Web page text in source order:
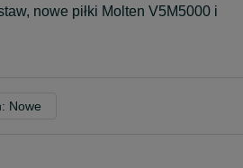
nowe piłki Molten V5M5000 i
Nowe